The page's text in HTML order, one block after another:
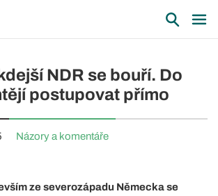
NDR se bouří. Do
postupovat přímo
Názory a komentáře
ze severozápadu Německa se